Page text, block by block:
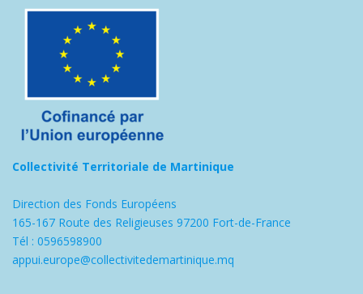
Collectivité Territoriale de Martinique
Direction des Fonds Européens
165-167 Route des Religieuses 97200 Fort-de-France
Tél : 0596598900
appui.europe@collectivitedemartinique.mq